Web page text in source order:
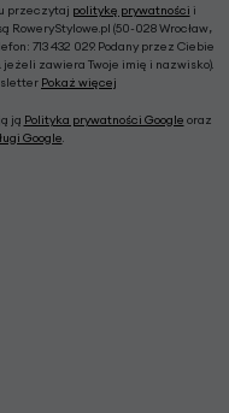
przeczytaj politykę prywatności i
RoweryStylowe.pl (50-028 Wrocław,
713 432 029. Podany przez Ciebie
jeżeli zawiera Twoje imię i nazwisko).
Pokaż więcej
ją Polityka prywatności Google oraz
Google.